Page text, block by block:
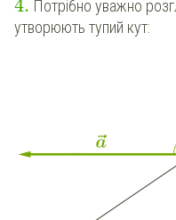
4. Потрібно уважно
утворюють тупий кут: